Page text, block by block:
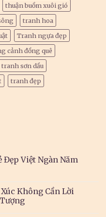
thuận buồm xuôi gió
tranh hoa
Tranh ngựa đẹp
cảnh đồng quê
tranh sơn dầu
tranh đẹp
Đẹp Việt Ngàn Năm
Không Cần Lời